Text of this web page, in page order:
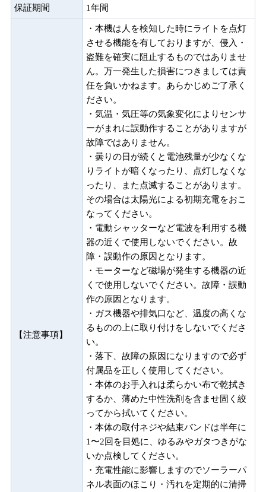
保証期間 1年間
【注意事項】
・本機は人を検知した時にライトを点灯
させる機能を有しておりますが、侵入・
盗難を確実に阻止するものではありませ
ん。万一発生した損害につきましては責
任を負いかねます。あらかじめご了承く
ださい。
・気温・気圧等の気象変化によりセンサ
ーがまれに誤動作することがありますが
故障ではありません。
・曇りの日が続くと電池残量が少なくな
りライトが暗くなったり、点灯しなくな
ったり、また点滅することがあります。
その場合は太陽光による初期充電をおこ
なってください。
・電動シャッターなど電波を利用する機
器の近くで使用しないでください。故
障・誤動作の原因となります。
・モーターなど磁場が発生する機器の近
くで使用しないでください。故障・誤動
作の原因となります。
・ガス機器や排気口など、温度の高くな
るものの上に取り付けをしないでくださ
い。
・落下、故障の原因になりますので必ず
付属品を正しく使用してください。
・本体のお手入れは柔らかい布で乾拭き
するか、薄めた中性洗剤を含ませ固く絞
ってから拭いてください。
・本体の取付ネジや結束バンドは半年に
1〜2回を目処に、ゆるみやガタつきがな
いか点検してください。
・充電性能に影響しますのでソーラーパ
ネル表面のほこり・汚れを定期的に清掃